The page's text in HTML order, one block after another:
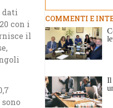
dati
con i
il
COMMENTI E
Il